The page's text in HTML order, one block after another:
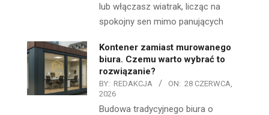
lub włączasz wiatrak, licząc na
spokojny sen mimo panujących
Kontener zamiast murowanego
biura. Czemu warto wybrać to
rozwiązanie?
BY: REDAKCJA ON: 28 CZERWCA,
2026
Budowa tradycyjnego biura o